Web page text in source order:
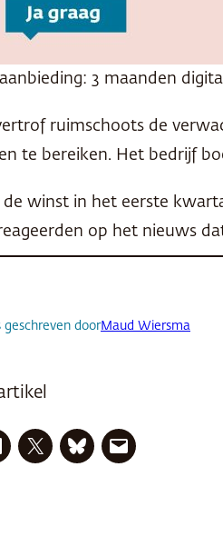
3 maanden
ruimschoots de
te bereiken. Het bedrijf
de winst in het eerste
op het nieuws
doorMaud Wiersma